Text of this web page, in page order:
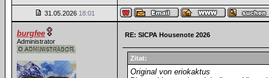
31.05.2026 18:01
burgfee
Administrator
RE: SICPA Housenote 2026
Zitat:
Original von eriokaktus